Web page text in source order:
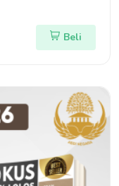
Beli